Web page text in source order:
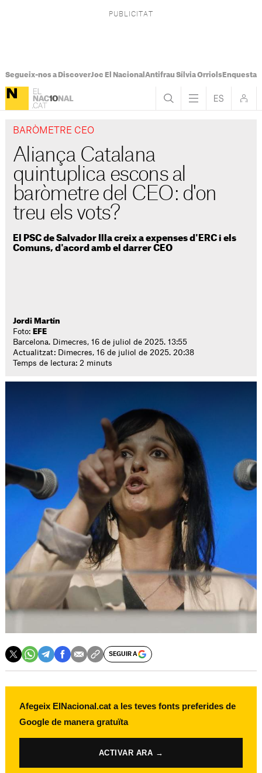
Segueix-nos a DiscoverJoc El Nacional Antifrau Sílvia OrriolsEnquesta
BARÒMETRE CEO
Aliança Catalana
quintuplica escons al
baròmetre del CEO: d'on
treu els vots?
El PSC de Salvador Illa creix a expenses d'ERC i els
Comuns, d'acord amb el darrer CEO
Jordi Martín
Foto: EFE
Barcelona. Dimecres, 16 de juliol de 2025. 13:55
Actualitzat: Dimecres, 16 de juliol de 2025. 20:38
Temps de lectura: 2 minuts
SEGUIR A
Afegeix ElNacional.cat a les teves fonts preferides de
Google de manera gratuïta
ACTIVAR ARA →